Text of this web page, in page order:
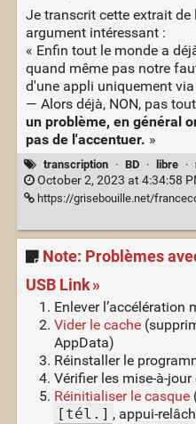
Je transcrit cette extrait
argument intéressant :
« Enfin tout le monde a
quand même pas notre
d'une appli uniquement
— Alors déjà, NON, pas
un problème, en général
pas de l'accentuer. »
transcription · BD · libre ·
October 2, 2023 at 4:34:58
https://grisebouille.net/
Note: Problèmes
USB Link »
Enlever l’accélération
Vider le cache
AppData)
Réinstaller le
Vérifier les mise-à-
Réinitialiser le casque
[tél.] , appui-